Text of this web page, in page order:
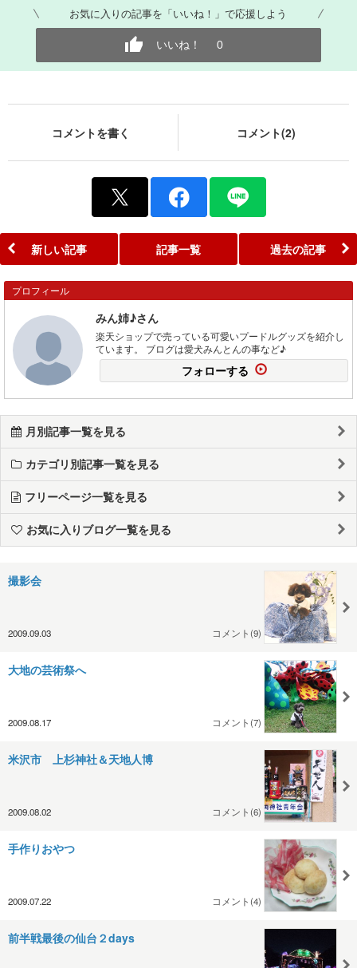
お気に入りの記事を「いいね！」で応援しよう
いいね！ 0
コメントを書く コメント(2)
新しい記事 記事一覧 過去の記事
プロフィール
みん姉♪さん
楽天ショップで売っている可愛いプードルグッズを紹介し
ています。 ブログは愛犬みんとんの事など♪
フォローする
月別記事一覧を見る
カテゴリ別記事一覧を見る
フリーページ一覧を見る
お気に入りブログ一覧を見る
撮影会
2009.09.03 コメント(9)
大地の芸術祭へ
2009.08.17 コメント(7)
米沢市 上杉神社＆天地人博
2009.08.02 コメント(6)
手作りおやつ
2009.07.22 コメント(4)
前半戦最後の仙台２days